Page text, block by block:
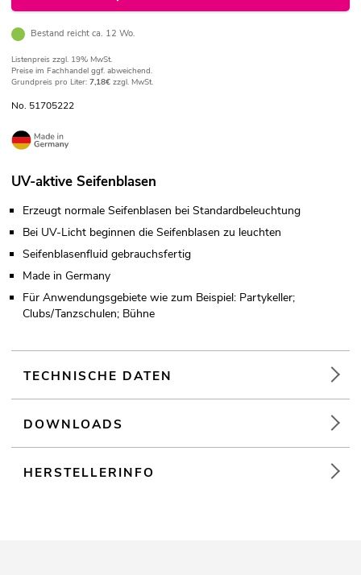
Bestand reicht ca. 12 Wo.
Listenpreis zzgl. 19% MwSt.
Preise im Fachhandel ggf. abweichend.
Grundpreis pro Liter: 7,18€ zzgl. MwSt.
No. 51705222
UV-aktive Seifenblasen
Erzeugt normale Seifenblasen bei Standardbeleuchtung
Bei UV-Licht beginnen die Seifenblasen zu leuchten
Seifenblasenfluid gebrauchsfertig
Made in Germany
Für Anwendungsgebiete wie zum Beispiel: Partykeller;
Clubs/Tanzschulen; Bühne
TECHNISCHE DATEN
DOWNLOADS
HERSTELLERINFO